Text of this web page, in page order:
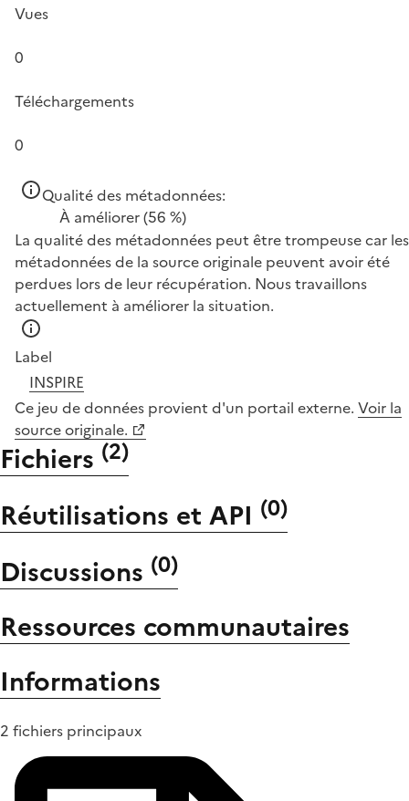
Vues
0
Téléchargements
0
Qualité des métadonnées:
À améliorer(56 %)
La qualité des métadonnées peut être trompeuse car les
métadonnées de la source originale peuvent avoir été
perdues lors de leur récupération. Nous travaillons
actuellement à améliorer la situation.
Label
INSPIRE
Ce jeu de données provient d'un portail externe. Voir la
source originale.
Fichiers (2)
Réutilisations et API (0)
Discussions (0)
Ressources communautaires
Informations
2 fichiers principaux